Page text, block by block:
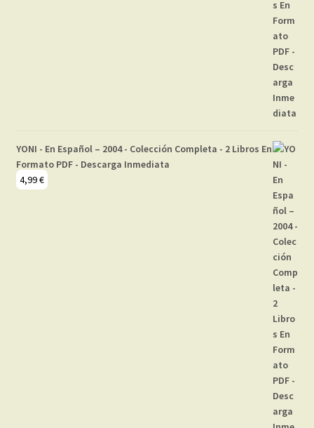
YONI - En Español – 2004 - Colección Completa - 2 Libros En
Formato PDF - Descarga Inmediata
4,99€